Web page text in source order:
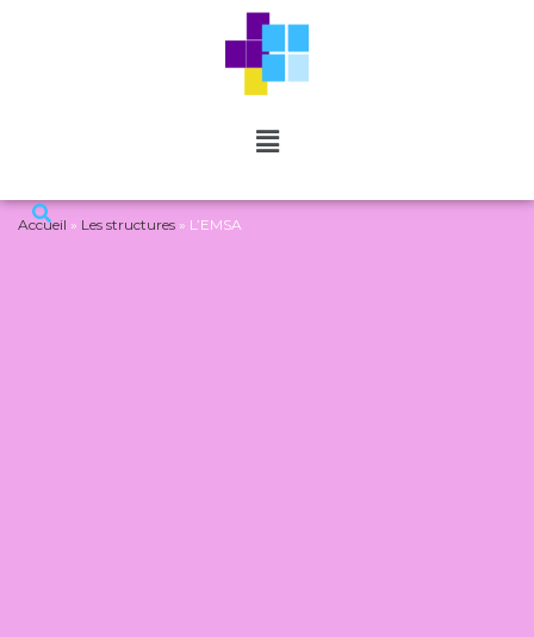
Accueil » Les structures » L’EMSA